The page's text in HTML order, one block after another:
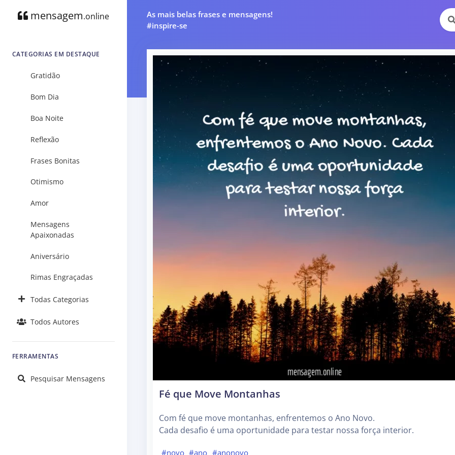
mensagem.online
CATEGORIAS EM DESTAQUE
Gratidão
Bom Dia
Boa Noite
Reflexão
Frases Bonitas
Otimismo
Amor
Mensagens
Apaixonadas
Aniversário
Rimas Engraçadas
Todas Categorias
Todos Autores
FERRAMENTAS
Pesquisar Mensagens
As mais belas frases e mensagens!
#inspire-se
Fé que Move Montanhas
Com fé que move montanhas, enfrentemos o Ano Novo.
Cada desafio é uma oportunidade para testar nossa força interior.
#novo #ano #anonovo